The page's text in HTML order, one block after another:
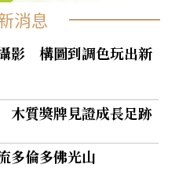
消息
影 構圖到調色玩出新
質獎牌見證成長足跡
多倫多佛光山